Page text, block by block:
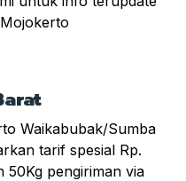
Waikabubak/Sumba
tarif spesial Rp.
50Kg pengiriman via